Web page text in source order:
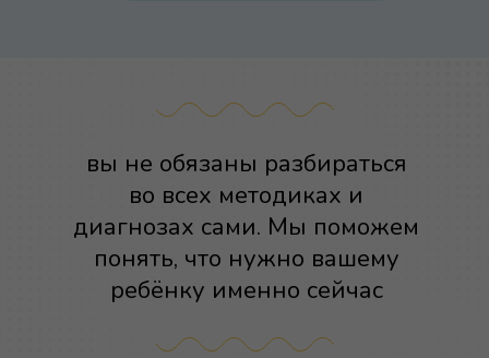
вы не обязаны разбираться
во всех методиках и
диагнозах сами. Мы поможем
понять, что нужно вашему
ребёнку именно сейчас